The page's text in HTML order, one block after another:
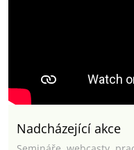
Nadcházející akce